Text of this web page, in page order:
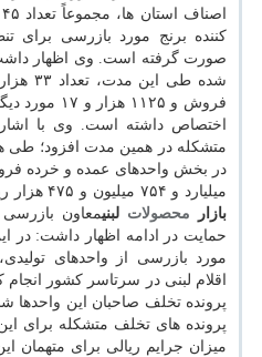
کننده برنج مورد بازرسی برای
صورت گرفته است. وی اظهار
فروش و
اختصاص داشته است. وی با
میلیارد و ۷۵۴ میلیون و ۴۷۵ هزار ریال تشکیل شده است.
بازار محصولات لبنیمعاون
مورد بازرسی از واحدهای
پرونده تخلف صاحبان این
پرونده های تخلف متشکله برای